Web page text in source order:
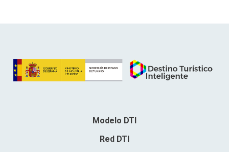
Modelo DTI
Red DTI